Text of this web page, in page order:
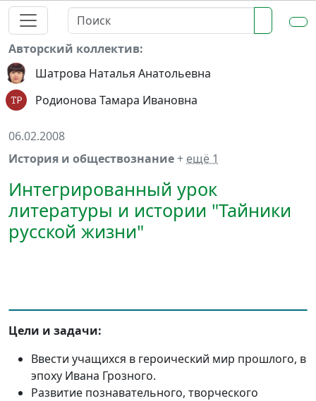
Авторский коллектив:
Шатрова Наталья Анатольевна
Родионова Тамара Ивановна
06.02.2008
История и обществознание+ ещё 1
Интегрированный урок
литературы и истории "Тайники
русской жизни"
Цели и задачи:
Ввести учащихся в героический мир прошлого, в
эпоху Ивана Грозного.
Развитие познавательного, творческого